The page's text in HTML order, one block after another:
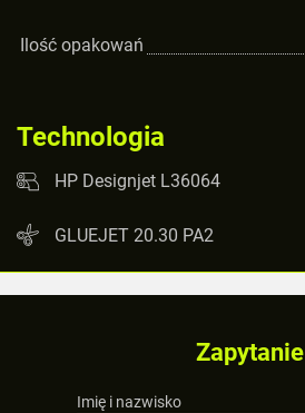
Ilość opakowań
Technologia
HP Designjet L36064
GLUEJET 20.30 PA2
Zapytanie
Imię i nazwisko